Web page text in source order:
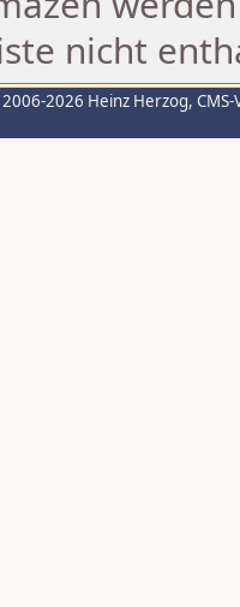
nicht
2026 Heinz Herzog,